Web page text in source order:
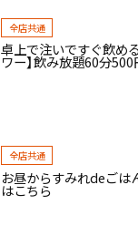
全店共通
卓上で注いですぐ飲め
ワー】飲み放題60分500
全店共通
お昼からすみれdeごは
はこちら